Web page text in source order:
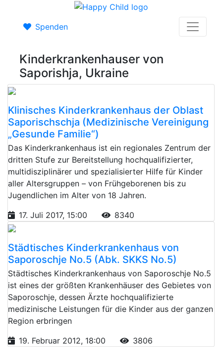
Spenden
Kinderkrankenhauser von
Saporishja, Ukraine
Klinisches Kinderkrankenhaus der Oblast
Saporischschja (Medizinische Vereinigung
„Gesunde Familie“)
Das Kinderkrankenhaus ist ein regionales Zentrum der
dritten Stufe zur Bereitstellung hochqualifizierter,
multidisziplinärer und spezialisierter Hilfe für Kinder
aller Altersgruppen – von Frühgeborenen bis zu
Jugendlichen im Alter von 18 Jahren.
17. Juli 2017, 15:00
8340
Städtisches Kinderkrankenhaus von
Saporoschje No.5 (Abk. SKKS No.5)
Städtisches Kinderkrankenhaus von Saporoschje No.5
ist eines der größten Krankenhäuser des Gebietes von
Saporoschje, dessen Ärzte hochqualifizierte
medizinische Leistungen für die Kinder aus der ganzen
Region erbringen
19. Februar 2012, 18:00
3806